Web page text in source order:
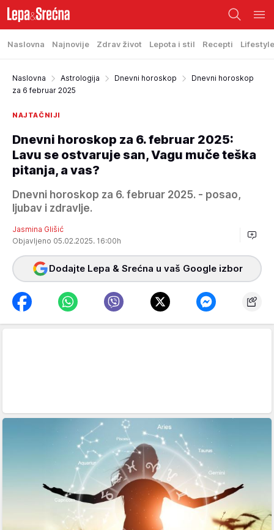
Naslovna Najnovije Zdrav život Lepota i stil Recepti Lifestyle
Naslovna Astrologija Dnevni horoskop
Dnevni horoskop
za 6 februar 2025
NAJTAČNIJI
Dnevni horoskop za 6. februar 2025:
Lavu se ostvaruje san, Vagu muče teška
pitanja, a vas?
Dnevni horoskop za 6. februar 2025. - posao,
ljubav i zdravlje.
Jasmina Glišić
Objavljeno 05.02.2025. 16:00h
Dodajte Lepa & Srećna u vaš Google izbor